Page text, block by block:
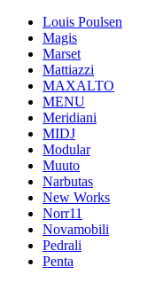
Louis Poulsen
Magis
Marset
Mattiazzi
MAXALTO
MENU
Meridiani
MIDJ
Modular
Muuto
Narbutas
New Works
Norr11
Novamobili
Pedrali
Penta